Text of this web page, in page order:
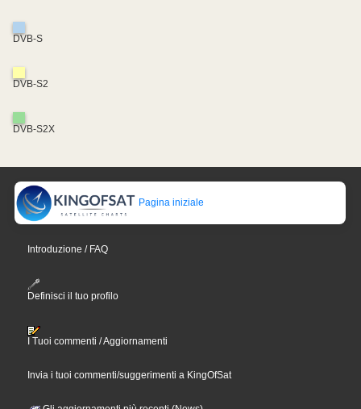
DVB-S
DVB-S2
DVB-S2X
Pagina iniziale
Introduzione / FAQ
Definisci il tuo profilo
I Tuoi commenti / Aggiornamenti
Invia i tuoi commenti/suggerimenti a KingOfSat